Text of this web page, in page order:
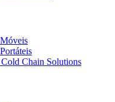
Chain Solutions